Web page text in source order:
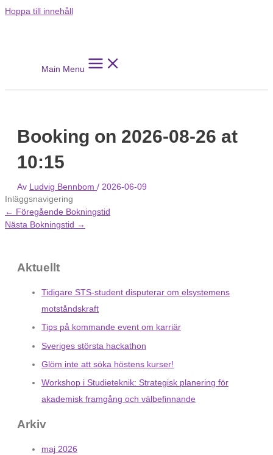
Hoppa till innehåll
Main Menu
Booking on 2026-08-26 at
10:15
Av Ludvig Bennbom / 2026-06-09
Inläggsnavigering
← Föregående Bokningstid
Nästa Bokningstid →
Aktuellt
Tidigare STS-student disputerar om elsystemens
motståndskraft
Tips på kommande event om karriär
Sveriges största hackathon
Glöm inte att söka höstens kurser!
Workshop i Studieteknik: Strategisk planering för
akademisk framgång och välbefinnande
Arkiv
maj 2026